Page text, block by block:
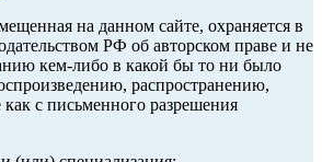
на данном сайте, охраняется в
РФ об авторском праве и не
кем-либо в какой бы то ни было
распространению,
как с письменного разрешения